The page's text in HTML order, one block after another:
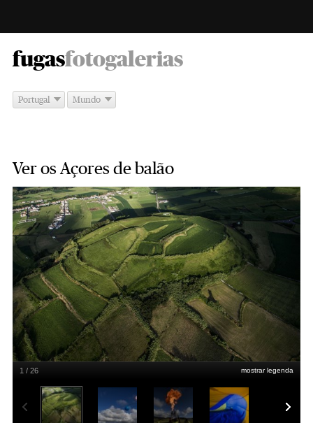
fugas -
fotogalerias
Portugal Mundo
Ver os Açores de balão
mostrar legenda
1 / 26